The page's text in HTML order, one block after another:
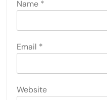
Name *
Email *
Website